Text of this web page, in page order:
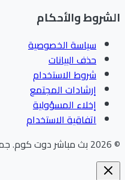
والأحكام
سياسة الخصوصية
حذف البيانات
شروط الاستخدام
إرشادات المجتمع
إخلاء المسؤولية
اتفاقية الاستخدام
بث مباشر دوت كوم.